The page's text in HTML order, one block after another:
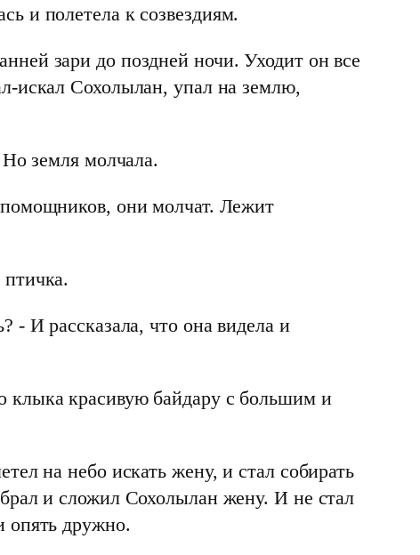
и полетела к созвездиям.
зари до поздней ночи. Уходит он все
искал Сохолылан, упал на землю,
земля молчала.
они молчат. Лежит
И рассказала, что она видела и
клыка красивую байдару с большим и
на небо искать жену, и стал собирать
и сложил Сохолылан жену. И не стал
опять дружно.